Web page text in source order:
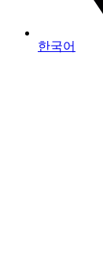
한국어